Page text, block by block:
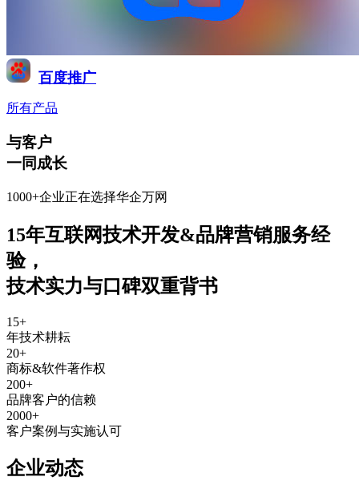
百度推广
所有产品
与客户
一同成长
1000+企业正在选择华企万网
15年互联网技术开发&品牌营销服务经
验，
技术实力与口碑双重背书
15+
年技术耕耘
20+
商标&软件著作权
200+
品牌客户的信赖
2000+
客户案例与实施认可
企业动态